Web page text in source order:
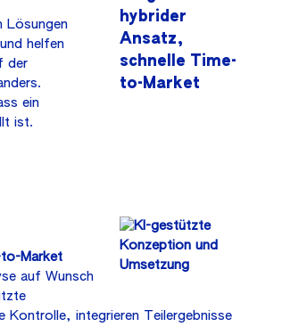
Lösungen
helfen
der
ein
ist.
Market
auf Wunsch
Kontrolle, integrieren Teilergebnisse